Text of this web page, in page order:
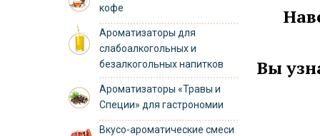
кофе
Ароматизаторы для
слабоалкогольных и
безалкогольных напитков
Ароматизаторы «Травы и
Специи» для гастрономии
Вкусо-ароматические смеси
Вы